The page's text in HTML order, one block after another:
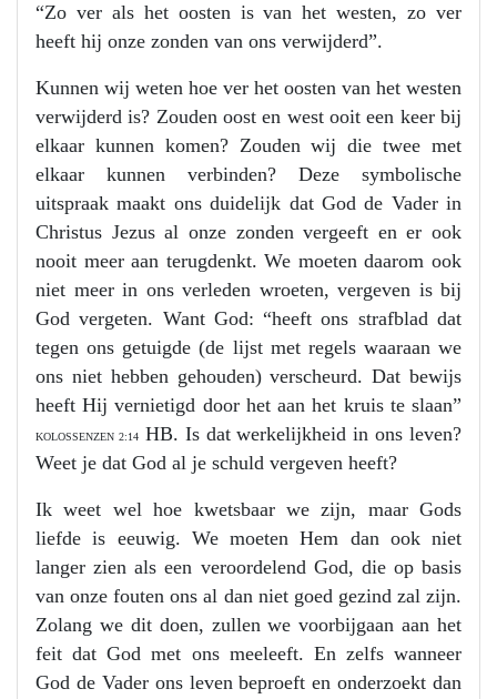
“Zo ver als het oosten is van het westen, zo ver
heeft hij onze zonden van ons verwijderd”.
Kunnen wij weten hoe ver het oosten van het westen
verwijderd is? Zouden oost en west ooit een keer bij
elkaar kunnen komen? Zouden wij die twee met
elkaar kunnen verbinden? Deze symbolische
uitspraak maakt ons duidelijk dat God de Vader in
Christus Jezus al onze zonden vergeeft en er ook
nooit meer aan terugdenkt. We moeten daarom ook
niet meer in ons verleden wroeten, vergeven is bij
God vergeten. Want God: “heeft ons strafblad dat
tegen ons getuigde (de lijst met regels waaraan we
ons niet hebben gehouden) verscheurd. Dat bewijs
heeft Hij vernietigd door het aan het kruis te slaan”
KOLOSSENZEN 2:14HB. Is dat werkelijkheid in ons leven?
Weet je dat God al je schuld vergeven heeft?
Ik weet wel hoe kwetsbaar we zijn, maar Gods
liefde is eeuwig. We moeten Hem dan ook niet
langer zien als een veroordelend God, die op basis
van onze fouten ons al dan niet goed gezind zal zijn.
Zolang we dit doen, zullen we voorbijgaan aan het
feit dat God met ons meeleeft. En zelfs wanneer
God de Vader ons leven beproeft en onderzoekt dan